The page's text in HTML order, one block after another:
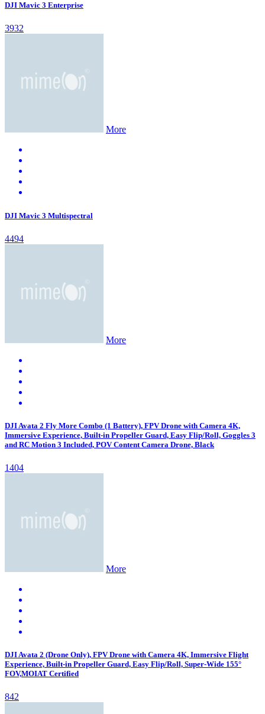
DJI Mavic 3 Enterprise
3932
More
DJI Mavic 3 Multispectral
4494
More
DJI Avata 2 Fly More Combo (1 Battery), FPV Drone with Camera 4K,
Immersive Experience, Built-in Propeller Guard, Easy Flip/Roll, Goggles 3
and RC Motion 3 Included, POV Content Camera Drone, Black
1404
More
DJI Avata 2 (Drone Only), FPV Drone with Camera 4K, Immersive Flight
Experience, Built-in Propeller Guard, Easy Flip/Roll, Super-Wide 155°
FOV,MOIAT Certified
842